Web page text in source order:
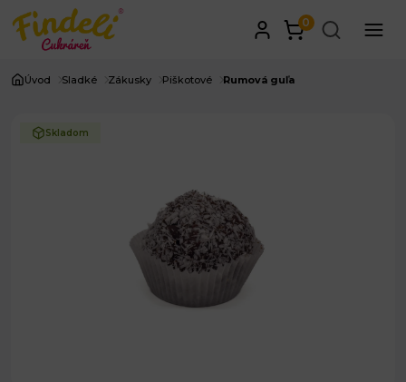
0
Úvod Sladké Zákusky Piškotové Rumová guľa
Skladom